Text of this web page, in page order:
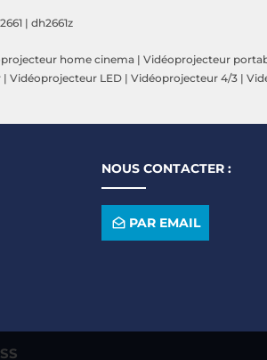
| dh2661z
home cinema | Vidéoprojecteur
| Vidéoprojecteur LED | Vidéoprojecteur 4/3 |
NOUS CONTACTER :
PAR EMAIL